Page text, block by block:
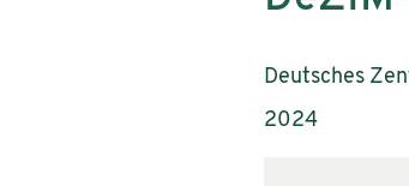
AutorInnen:
Deutsches
2024